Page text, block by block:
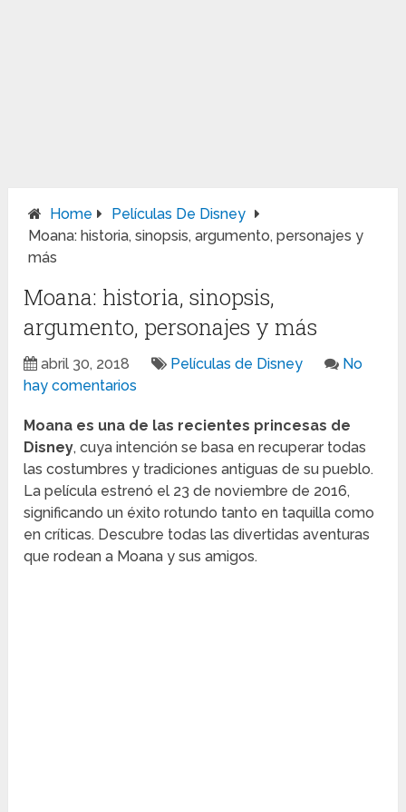
Home
Películas De Disney
Moana: historia, sinopsis, argumento, personajes y
más
Moana: historia, sinopsis,
argumento, personajes y más
abril 30, 2018 Películas de Disney
No
hay comentarios
Moana es una de las recientes princesas de
Disney, cuya intención se basa en recuperar todas
las costumbres y tradiciones antiguas de su pueblo.
La película estrenó el 23 de noviembre de 2016,
significando un éxito rotundo tanto en taquilla como
en críticas. Descubre todas las divertidas aventuras
que rodean a Moana y sus amigos.